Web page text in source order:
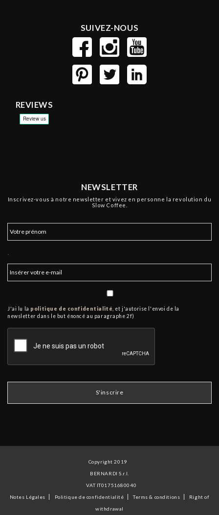
SUIVEZ-NOUS
REVIEWS
NEWSLETTER
Inscrivez-vous à notre newsletter et vivez en personne la revolution du
Slow Coffee.
J'ai lu la politique de confidentialité , et j'autorise l'envoi de la
newsletter dans le but énoncé au paragraphe 2f)
Copyright 2019
BERNARDI S.r.l.
VAT IT01751680040
Notes Légales
Politique de confidentialité Terms & conditions
Right of
withdrawal